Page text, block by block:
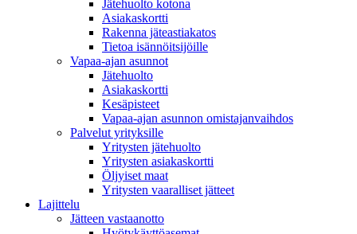
Jätehuolto kotona
Asiakaskortti
Rakenna jäteastiakatos
Tietoa isännöitsijöille
Vapaa-ajan asunnot
Jätehuolto
Asiakaskortti
Kesäpisteet
Vapaa-ajan asunnon omistajanvaihdos
Palvelut yrityksille
Yritysten jätehuolto
Yritysten asiakaskortti
Öljyiset maat
Yritysten vaaralliset jätteet
Lajittelu
Jätteen vastaanotto